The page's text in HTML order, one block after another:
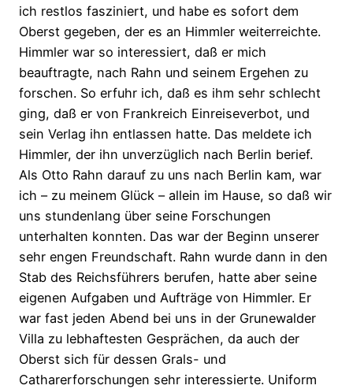
ich restlos fasziniert, und habe es sofort dem
Oberst gegeben, der es an Himmler weiterreichte.
Himmler war so interessiert, daß er mich
beauftragte, nach Rahn und seinem Ergehen zu
forschen. So erfuhr ich, daß es ihm sehr schlecht
ging, daß er von Frankreich Einreiseverbot, und
sein Verlag ihn entlassen hatte. Das meldete ich
Himmler, der ihn unverzüglich nach Berlin berief.
Als Otto Rahn darauf zu uns nach Berlin kam, war
ich – zu meinem Glück – allein im Hause, so daß wir
uns stundenlang über seine Forschungen
unterhalten konnten. Das war der Beginn unserer
sehr engen Freundschaft. Rahn wurde dann in den
Stab des Reichsführers berufen, hatte aber seine
eigenen Aufgaben und Aufträge von Himmler. Er
war fast jeden Abend bei uns in der Grunewalder
Villa zu lebhaftesten Gesprächen, da auch der
Oberst sich für dessen Grals- und
Catharerforschungen sehr interessierte. Uniform